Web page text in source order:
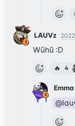
LAUVz
Wūhū :D
🔥 4